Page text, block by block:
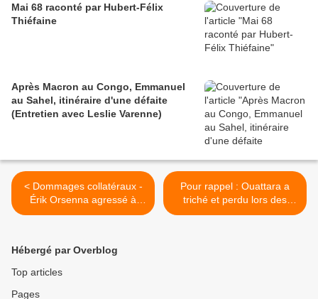
Mai 68 raconté par Hubert-Félix
Thiéfaine
Après Macron au Congo, Emmanuel
au Sahel, itinéraire d'une défaite
(Entretien avec Leslie Varenne)
< Dommages collatéraux -
Érik Orsenna agressé à
Kinshasa ! (lol)
Pour rappel : Ouattara a
triché et perdu lors des
élections ivoiriennes >
Hébergé par Overblog
Top articles
Pages